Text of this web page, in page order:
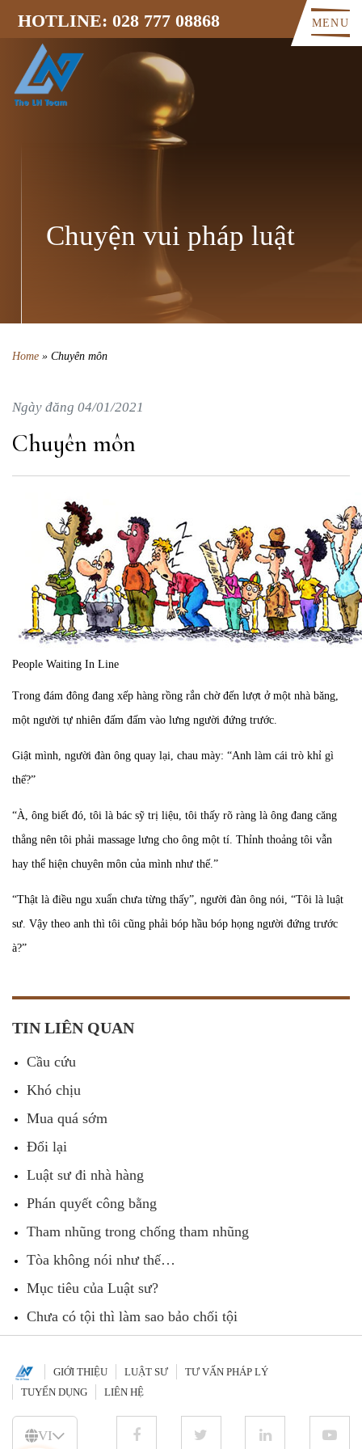
HOTLINE: 028 777 08868 MENU
Chuyện vui pháp luật
Home » Chuyên môn
Ngày đăng 04/01/2021
Chuyên môn
People Waiting In Line
Trong đám đông đang xếp hàng rồng rắn chờ đến lượt ở một nhà băng,
một người tự nhiên đấm đấm vào lưng người đứng trước.
Giật mình, người đàn ông quay lại, chau mày: “Anh làm cái trò khỉ gì
thế?”
“À, ông biết đó, tôi là bác sỹ trị liệu, tôi thấy rõ ràng là ông đang căng
thẳng nên tôi phải massage lưng cho ông một tí. Thỉnh thoảng tôi vẫn
hay thể hiện chuyên môn của mình như thế.”
“Thật là điều ngu xuẩn chưa từng thấy”, người đàn ông nói, “Tôi là luật
sư. Vậy theo anh thì tôi cũng phải bóp hầu bóp họng người đứng trước
à?”
TIN LIÊN QUAN
Cầu cứu
Khó chịu
Mua quá sớm
Đổi lại
Luật sư đi nhà hàng
Phán quyết công bằng
Tham nhũng trong chống tham nhũng
Tòa không nói như thế…
Mục tiêu của Luật sư?
Chưa có tội thì làm sao bảo chối tội
VI
GIỚI THIỆU LUẬT SƯ
TƯ VẤN PHÁP LÝ
TUYỂN DỤNG
LIÊN HỆ